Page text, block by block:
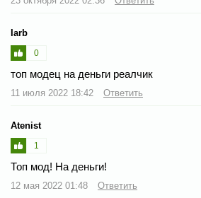
Iarb
0
топ модец на деньги реалчик
11 июля 2022 18:42 Ответить
Atenist
1
Топ мод! На деньги!
12 мая 2022 01:48 Ответить